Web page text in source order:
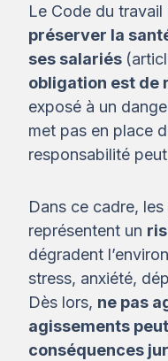
Le Code du travail
préserver la
ses salariés
obligation est de
exposé à un
met pas en place
responsabilité
Dans ce cadre,
représentent un
dégradent
stress, anxiété,
Dès lors, ne pas
agissements
conséquences